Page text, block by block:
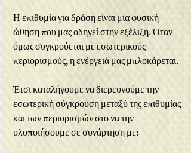
Η επιθυμία για δράση είναι μια φυσική
ώθηση που μας οδηγεί στην εξέλιξη. Όταν
όμως συγκρούεται με εσωτερικούς
περιορισμούς, η ενέργειά μας μπλοκάρεται.
Έτσι καταλήγουμε να διερευνούμε την
εσωτερική σύγκρουση μεταξύ της επιθυμίας
και των περιορισμών στο να την
υλοποιήσουμε σε συνάρτηση με: